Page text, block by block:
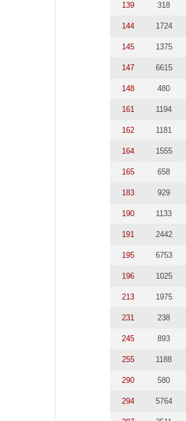
139 318
144 1724
145 1375
147 6615
148 480
161 1194
162 1181
164 1555
165 658
183 929
190 1133
191 2442
195 6753
196 1025
213 1975
231 238
245 893
255 1188
290 580
294 5764